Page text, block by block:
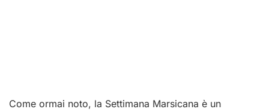
Come ormai noto, la Settimana Marsicana è un